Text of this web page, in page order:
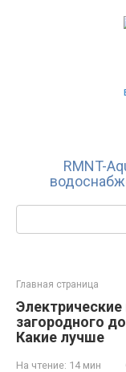
RMNT-
Поиск:
Главная страница
загородного
Какие лучше
На чтение: 14 мин